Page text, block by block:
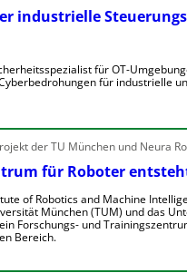
industrielle
für OT-
für industrielle
der TU München und Neura
für Roboter
of Robotics and Machine
München (TUM) und das
Forschungs- und
Bereich.